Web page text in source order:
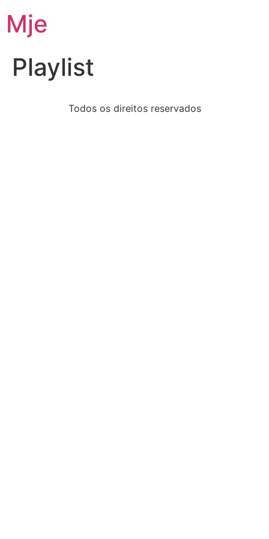
Mje
Playlist
Todos os direitos reservados